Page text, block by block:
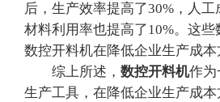
后，生产效率提高了30%，人
材料利用率也提高了10%。这些
数控开料机在降低企业生产成本
综上所述， 数控开料机作为
生产工具，在降低企业生产成